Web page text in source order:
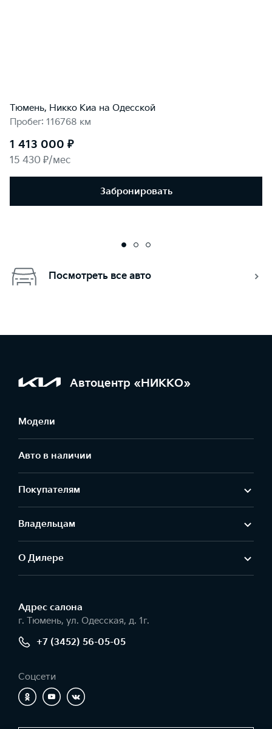
Тюмень, Никко Kиа на Одесской
Пробег: 116768 км
1 413 000 ₽
15 430 ₽/мес
Забронировать
Посмотреть все авто
Автоцентр «НИККО»
Модели
Авто в наличии
Покупателям
Владельцам
О Дилере
Адрес салонa
г. Тюмень, ул. Одесская, д. 1г.
+7 (3452) 56-05-05
Соцсети